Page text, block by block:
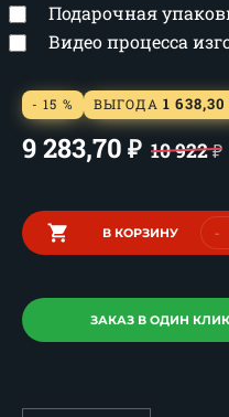
Подарочная
Видео процесса
- 15 % ВЫГОДА 1 638,30
9 283,70 ₽ 10 922₽
В КОРЗИНУ -
ЗАКАЗ В ОДИН КЛИК